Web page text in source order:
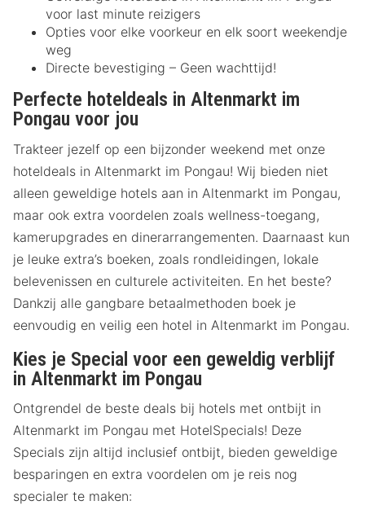
voor last minute reizigers
Opties voor elke voorkeur en elk soort weekendje
weg
Directe bevestiging – Geen wachttijd!
Perfecte hoteldeals in Altenmarkt im
Pongau voor jou
Trakteer jezelf op een bijzonder weekend met onze
hoteldeals in Altenmarkt im Pongau! Wij bieden niet
alleen geweldige hotels aan in Altenmarkt im Pongau,
maar ook extra voordelen zoals wellness-toegang,
kamerupgrades en dinerarrangementen. Daarnaast kun
je leuke extra’s boeken, zoals rondleidingen, lokale
belevenissen en culturele activiteiten. En het beste?
Dankzij alle gangbare betaalmethoden boek je
eenvoudig en veilig een hotel in Altenmarkt im Pongau.
Kies je Special voor een geweldig verblijf
in Altenmarkt im Pongau
Ontgrendel de beste deals bij hotels met ontbijt in
Altenmarkt im Pongau met HotelSpecials! Deze
Specials zijn altijd inclusief ontbijt, bieden geweldige
besparingen en extra voordelen om je reis nog
specialer te maken: